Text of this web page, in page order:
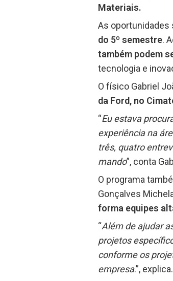
Materiais.
As oportunidades
do 5º semestre.
também podem
tecnologia e
O físico Gabriel
da Ford, no
“Eu estava
experiência na
três, quatro
mando”, conta
O programa
Gonçalves
forma equipes
“Além de ajudar
projetos
conforme os
empresa.”, explica.